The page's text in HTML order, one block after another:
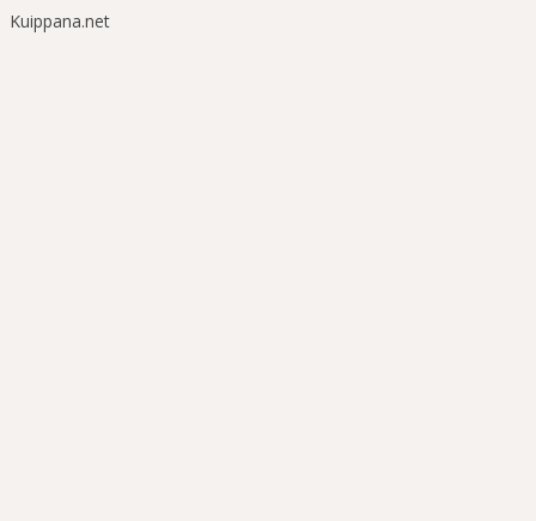
Kuippana.net